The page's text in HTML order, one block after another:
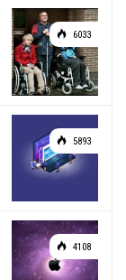
6033
5893
4108